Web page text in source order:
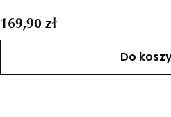
169,90 zł
Do